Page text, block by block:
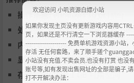
繁殖
在培育站里放一对雌雄恐龙，剩下
后代可能会给你带来惊喜。我们鼓励
驯化
用食物、干扰或交配引诱敌方恐龙
操作系统:Windows 10 or later
处理器:Quad core Intel i5 or
内存:8 GB RAM
显卡:DirectX 兼容显卡（2GB
存储空间:需要 1 GB 可用空间
欢迎访问 小叽资源白嫖小站
如果你发现主页没有更新游戏内容用
页，如果还是不行清空一下浏览器缓存
--------------------- 免费单机游戏资源小站
存活 无任何套路，来了顺手搓个
小站没有充值.不卖会员.也没有打赏 也没
账号等,如有发现出售网址的全部是骗子,
打不开解决办法：